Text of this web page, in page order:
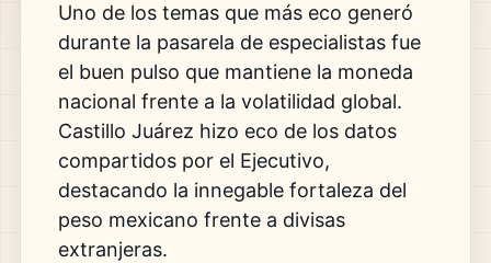
Uno de los temas que más eco generó
durante la pasarela de especialistas fue
el buen pulso que mantiene la moneda
nacional frente a la volatilidad global.
Castillo Juárez hizo eco de los datos
compartidos por el Ejecutivo,
destacando la innegable fortaleza del
peso mexicano frente a divisas
extranjeras.